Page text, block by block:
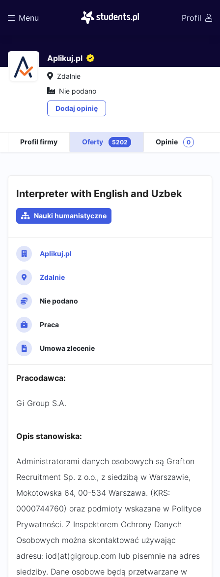
Menu Profil
Aplikuj.pl
Zdalnie
Nie podano
Dodaj opinię
Profil firmy Oferty 5202 Opinie 0
Interpreter with English and Uzbek
Nauki humanistyczne
Aplikuj.pl
Zdalnie
Nie podano
Praca
Umowa zlecenie
Pracodawca:
Gi Group S.A.
Opis stanowiska:
Administratorami danych osobowych są Grafton
Recruitment Sp. z o.o., z siedzibą w Warszawie,
Mokotowska 64, 00-534 Warszawa. (KRS:
0000744760) oraz podmioty wskazane w Polityce
Prywatności. Z Inspektorem Ochrony Danych
Osobowych można skontaktować używając
adresu: iod(at)gigroup.com lub pisemnie na adres
siedziby. Dane osobowe będą przetwarzane w